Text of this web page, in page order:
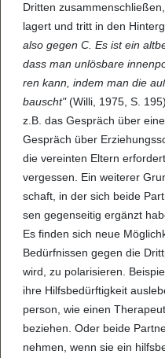
Drit­ten
la­gert und tritt in den
also gegen C. Es ist ein
dass man unlös­bare
ren kann, indem man die
bauscht"(Willi, 1975, S.
z.B. das Gespräch über
Gespräch über
die ver­ein­ten Eltern
ver­ges­sen. Ein wei­te­rer
schaft, in der sich beide
sen gegen­sei­tig ergänzt
Es fin­den sich neue
Bedürf­nis­sen gegen die
wird, zu pola­ri­sie­ren.
ihre Hilfs­be­dürf­tig­keit
per­son, wie einen
be­zie­hen. Oder beide
neh­men, wenn sie ein